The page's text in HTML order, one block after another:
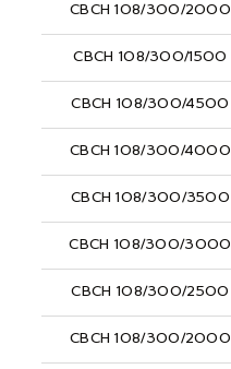
СВСН 108/300/2000
СВСН 108/300/1500
СВСН 108/300/4500
СВСН 108/300/4000
СВСН 108/300/3500
СВСН 108/300/3000
СВСН 108/300/2500
СВСН 108/300/2000